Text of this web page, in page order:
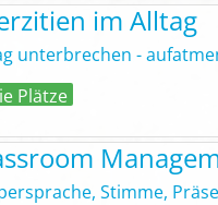
im Alltag
unterbrechen -
Plätze
Stimme,